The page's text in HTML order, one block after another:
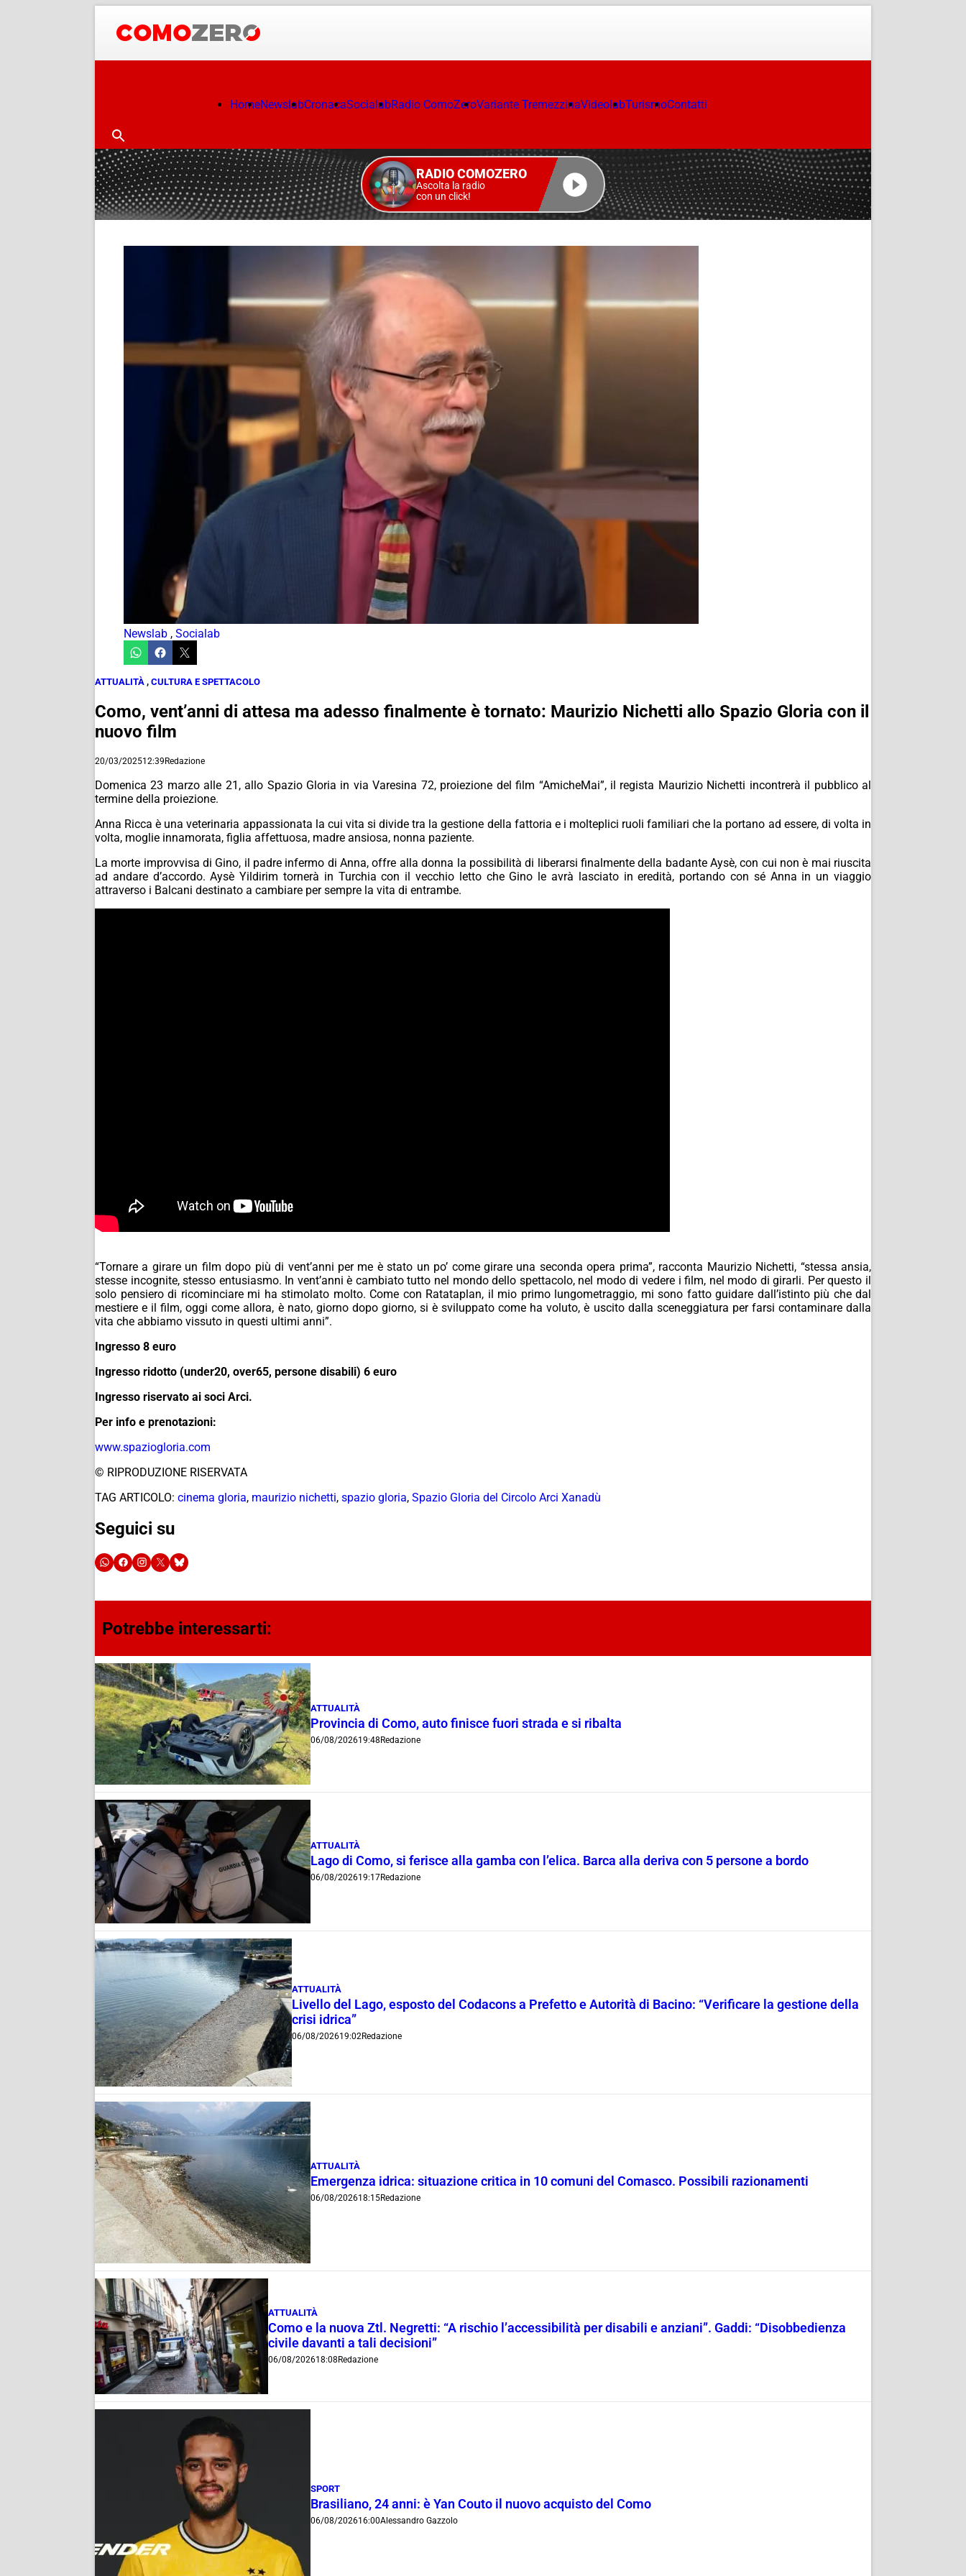
HomeNewslabCronacaSocialabRadio ComoZeroVariante TremezzinaVideolabTurismoContatti
RADIO COMOZERO
Ascolta la radio
con un click!
Newslab , Socialab
ATTUALITÀ , CULTURA E SPETTACOLO
Como, vent’anni di attesa ma adesso finalmente è tornato: Maurizio Nichetti allo Spazio Gloria con il
nuovo film
20/03/202512:39Redazione
Domenica 23 marzo alle 21, allo Spazio Gloria in via Varesina 72, proiezione del film “AmicheMai”, il regista Maurizio Nichetti incontrerà il pubblico al
termine della proiezione.
Anna Ricca è una veterinaria appassionata la cui vita si divide tra la gestione della fattoria e i molteplici ruoli familiari che la portano ad essere, di volta in
volta, moglie innamorata, figlia affettuosa, madre ansiosa, nonna paziente.
La morte improvvisa di Gino, il padre infermo di Anna, offre alla donna la possibilità di liberarsi finalmente della badante Aysè, con cui non è mai riuscita
ad andare d’accordo. Aysè Yildirim tornerà in Turchia con il vecchio letto che Gino le avrà lasciato in eredità, portando con sé Anna in un viaggio
attraverso i Balcani destinato a cambiare per sempre la vita di entrambe.
“Tornare a girare un film dopo più di vent’anni per me è stato un po’ come girare una seconda opera prima”, racconta Maurizio Nichetti, “stessa ansia,
stesse incognite, stesso entusiasmo. In vent’anni è cambiato tutto nel mondo dello spettacolo, nel modo di vedere i film, nel modo di girarli. Per questo il
solo pensiero di ricominciare mi ha stimolato molto. Come con Ratataplan, il mio primo lungometraggio, mi sono fatto guidare dall’istinto più che dal
mestiere e il film, oggi come allora, è nato, giorno dopo giorno, si è sviluppato come ha voluto, è uscito dalla sceneggiatura per farsi contaminare dalla
vita che abbiamo vissuto in questi ultimi anni”.
Ingresso 8 euro
Ingresso ridotto (under20, over65, persone disabili) 6 euro
Ingresso riservato ai soci Arci.
Per info e prenotazioni:
www.spaziogloria.com
© RIPRODUZIONE RISERVATA
TAG ARTICOLO: cinema gloria, maurizio nichetti, spazio gloria, Spazio Gloria del Circolo Arci Xanadù
Seguici su
Potrebbe interessarti:
ATTUALITÀ
Provincia di Como, auto finisce fuori strada e si ribalta
06/08/202619:48 Redazione
ATTUALITÀ
Lago di Como, si ferisce alla gamba con l’elica. Barca alla deriva con 5 persone a bordo
06/08/202619:17Redazione
ATTUALITÀ
Livello del Lago, esposto del Codacons a Prefetto e Autorità di Bacino: “Verificare la gestione della
crisi idrica”
06/08/202619:02Redazione
ATTUALITÀ
Emergenza idrica: situazione critica in 10 comuni del Comasco. Possibili razionamenti
06/08/202618:15Redazione
ATTUALITÀ
Como e la nuova Ztl. Negretti: “A rischio l’accessibilità per disabili e anziani”. Gaddi: “Disobbedienza
civile davanti a tali decisioni”
06/08/202618:08Redazione
SPORT
Brasiliano, 24 anni: è Yan Couto il nuovo acquisto del Como
06/08/202616:00Alessandro Gazzolo